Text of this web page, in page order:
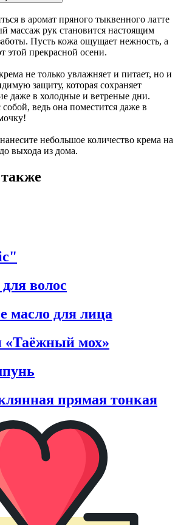
в аромат пряного тыквенного латте
массаж рук становится настоящим
Пусть кожа ощущает нежность, а
прекрасной осени.
не только увлажняет и питает, но и
защиту, которая сохраняет
даже в холодные и ветреные дни.
ведь она поместится даже в
небольшое количество крема на
выхода из дома.
волос
масло для лица
«Таёжный мох»
прямая тонкая